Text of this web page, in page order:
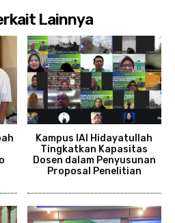
Lainnya
Kampus IAI Hidayatullah
Tingkatkan Kapasitas
Dosen dalam Penyusunan
Proposal Penelitian